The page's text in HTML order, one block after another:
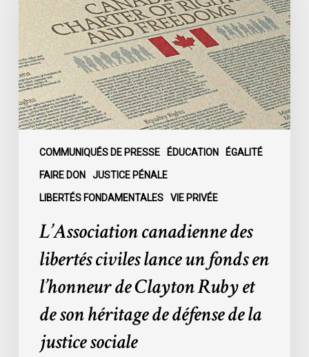
COMMUNIQUÉS DE PRESSE ÉDUCATION ÉGALITÉ
FAIRE DON JUSTICE PÉNALE
LIBERTÉS FONDAMENTALES VIE PRIVÉE
libertés
civiles
lance
un
fonds
en
l’honneur
Clayton
Ruby
héritage
défense
justice
sociale
L’Association canadienne des
libertés civiles lance un fonds en
l’honneur de Clayton Ruby et
de son héritage de défense de la
justice sociale